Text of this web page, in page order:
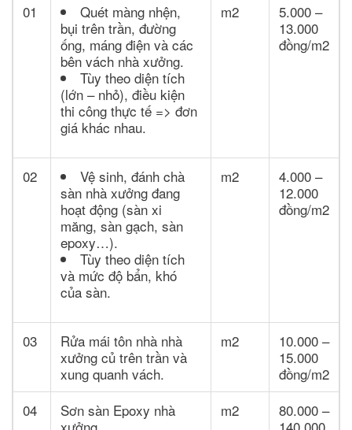
01
Quét màng nhện,
bụi trên trần, đường
ống, máng điện và các
bên vách nhà xưởng.
Tùy theo diện tích
(lớn – nhỏ), điều kiện
thi công thực tế => đơn
giá khác nhau.
m2
5.000 –
13.000
đồng/m2
02
Vệ sinh, đánh chà
sàn nhà xưởng đang
hoạt động (sàn xi
măng, sàn gạch, sàn
epoxy…).
Tùy theo diện tích
và mức độ bẩn, khó
của sàn.
m2
4.000 –
12.000
đồng/m2
03
Rửa mái tôn nhà nhà
xưởng củ trên trần và
xung quanh vách.
m2
10.000 –
15.000
đồng/m2
04
Sơn sàn Epoxy nhà
m2
80.000 –